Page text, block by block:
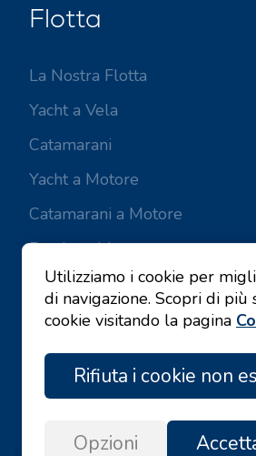
Flotta
La Nostra Flotta
Yacht a Vela
Catamarani
Yacht a Motore
Catamarani a Motore
Barche a Motore
Utilizziamo i cookie per
di navigazione. Scopri di
cookie visitando la pagina
Rifiuta i cookie non
Opzioni